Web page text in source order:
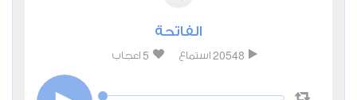
الفاتحة
20548 استماع 5 اعجاب